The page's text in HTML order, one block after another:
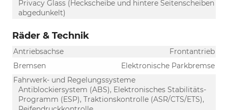
Privacy Glass (Heckscheibe und hintere Seitenscheiben
abgedunkelt)
Räder & Technik
Antriebsachse
Frontantrieb
Bremsen
Elektronische Parkbremse
Fahrwerk- und Regelungssysteme
Antiblockiersystem (ABS), Elektronisches Stabilitäts-
Programm (ESP), Traktionskontrolle (ASR/CTS/ETS),